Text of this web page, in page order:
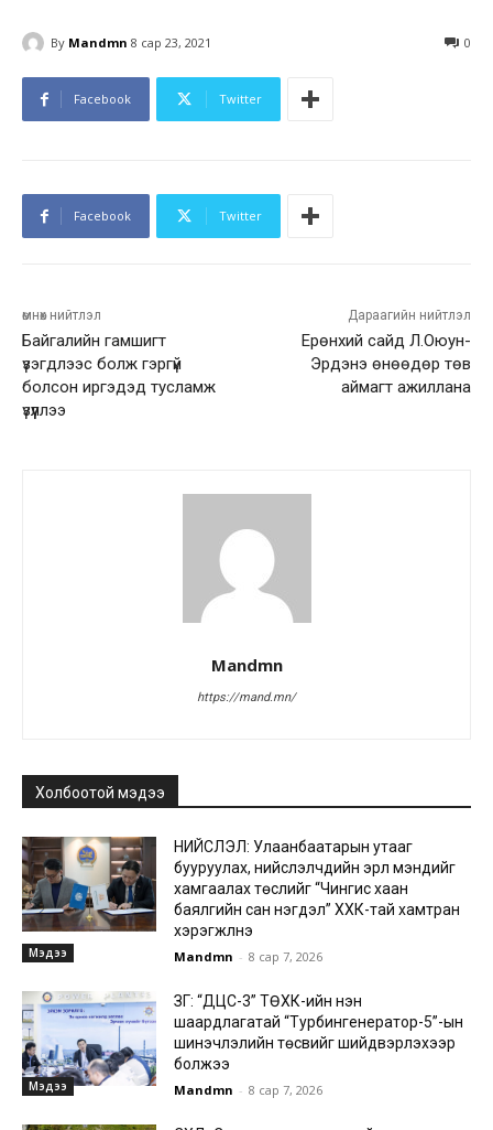
By Mandmn 8 сар 23, 2021 0
Facebook Twitter
Facebook Twitter
өмнөх нийтлэл
Байгалийн гамшигт
үзэгдлээс болж гэргүй
болсон иргэдэд тусламж
үзүүллээ
Дараагийн нийтлэл
Ерөнхий сайд Л.Оюун-
Эрдэнэ өнөөдөр төв
аймагт ажиллана
Mandmn
https://mand.mn/
Холбоотой мэдээ
Мэдээ
НИЙСЛЭЛ: Улаанбаатарын утааг
бууруулах, нийслэлчүүдийн эрүүл мэндийг
хамгаалах төслийг “Чингис хаан
баялгийн сан нэгдэл” ХХК-тай хамтран
хэрэгжүүлнэ
Mandmn - 8 сар 7, 2026
Мэдээ
ЗГ: “ДЦС-3” ТӨХК-ийн нэн
шаардлагатай “Турбингенератор-5”-ын
шинэчлэлийн төсвийг шийдвэрлэхээр
болжээ
Mandmn - 8 сар 7, 2026